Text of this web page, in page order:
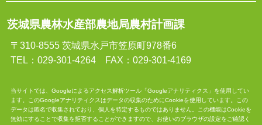
茨城県農林水産部農地局農村計画課
〒310-8555 茨城県水戸市笠原町978番6
TEL：029-301-4264 FAX：029-301-4169
当サイトでは、Googleによるアクセス解析ツール「Googleアナリティクス」を使用してい
ます。このGoogleアナリティクスはデータの収集のためにCookieを使用しています。この
データは匿名で収集されており、個人を特定するものではありません。この機能はCookieを
無効にすることで収集を拒否することができますので、お使いのブラウザの設定をご確認く